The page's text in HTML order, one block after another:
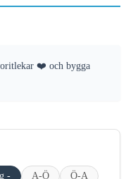
❤️ och bygga
- A-Ö
Ö-A